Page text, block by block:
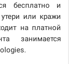
бесплатно и
или кражи
на платной
занимается